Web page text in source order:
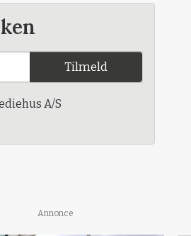
Tilmeld
A/S
Annonce